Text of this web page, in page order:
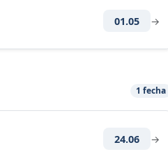
01.05 →
1 fecha
24.06 →